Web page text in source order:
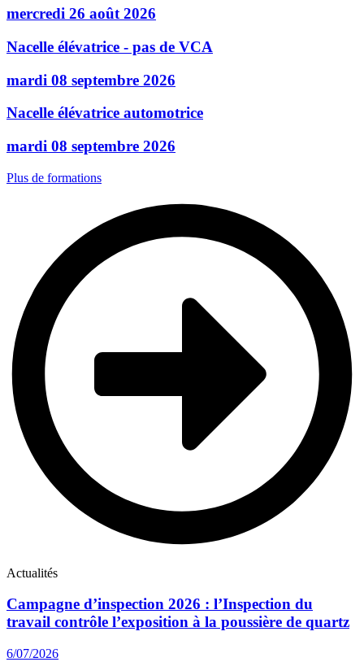
mercredi 26 août 2026
Nacelle élévatrice - pas de VCA
mardi 08 septembre 2026
Nacelle élévatrice automotrice
mardi 08 septembre 2026
Plus de formations
Actualités
Campagne d’inspection 2026 : l’Inspection du
travail contrôle l’exposition à la poussière de quartz
6/07/2026